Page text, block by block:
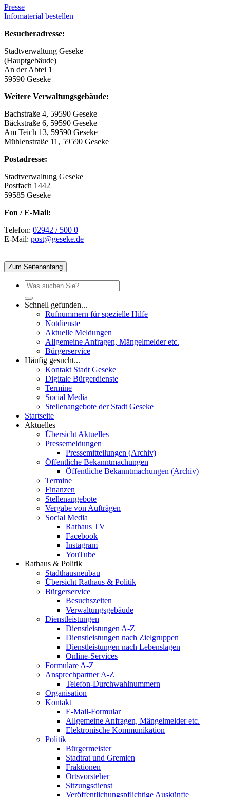
Presse
Infomaterial bestellen
Besucheradresse:
Stadtverwaltung Geseke
(Hauptgebäude)
An der Abtei 1
59590 Geseke
Weitere Verwaltungsgebäude:
Bachstraße 4, 59590 Geseke
Bäckstraße 6, 59590 Geseke
Am Teich 13, 59590 Geseke
Mühlenstraße 11, 59590 Geseke
Postadresse:
Stadtverwaltung Geseke
Postfach 1442
59585 Geseke
Fon / E-Mail:
Telefon: 02942 / 500 0
E-Mail: post@geseke.de
Zum Seitenanfang
Schnell gefunden...
Rufnummern für spezielle Hilfe
Notdienste
Aktuelle Meldungen
Allgemeine Anfragen, Mängelmelder etc.
Bürgerservice
Häufig gesucht...
Kontakt Stadt Geseke
Digitale Bürgerdienste
Termine
Social Media
Stellenangebote der Stadt Geseke
Startseite
Aktuelles
Übersicht Aktuelles
Pressemeldungen
Pressemitteilungen (Archiv)
Öffentliche Bekanntmachungen
Öffentliche Bekanntmachungen (Archiv)
Termine
Finanzen
Stellenangebote
Vergabe von Aufträgen
Social Media
Rathaus TV
Facebook
Instagram
YouTube
Rathaus & Politik
Stadthausneubau
Übersicht Rathaus & Politik
Bürgerservice
Besuchszeiten
Verwaltungsgebäude
Dienstleistungen
Dienstleistungen A-Z
Dienstleistungen nach Zielgruppen
Dienstleistungen nach Lebenslagen
Online-Services
Formulare A-Z
Ansprechpartner A-Z
Telefon-Durchwahlnummern
Organisation
Kontakt
E-Mail-Formular
Allgemeine Anfragen, Mängelmelder etc.
Elektronische Kommunikation
Politik
Bürgermeister
Stadtrat und Gremien
Fraktionen
Ortsvorsteher
Sitzungsdienst
Veröffentlichungspflichtige Auskünfte